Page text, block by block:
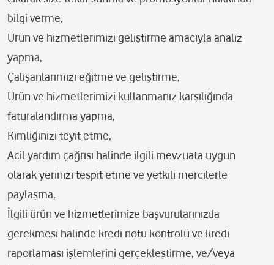
bilgi verme,
Ürün ve hizmetlerimizi geliştirme amacıyla analiz
yapma,
Çalışanlarımızı eğitme ve geliştirme,
Ürün ve hizmetlerimizi kullanmanız karşılığında
faturalandırma yapma,
Kimliğinizi teyit etme,
Acil yardım çağrısı halinde ilgili mevzuata uygun
olarak yerinizi tespit etme ve yetkili mercilerle
paylaşma,
İlgili ürün ve hizmetlerimize başvurularınızda
gerekmesi halinde kredi notu kontrolü ve kredi
raporlaması işlemlerini gerçekleştirme, ve/veya